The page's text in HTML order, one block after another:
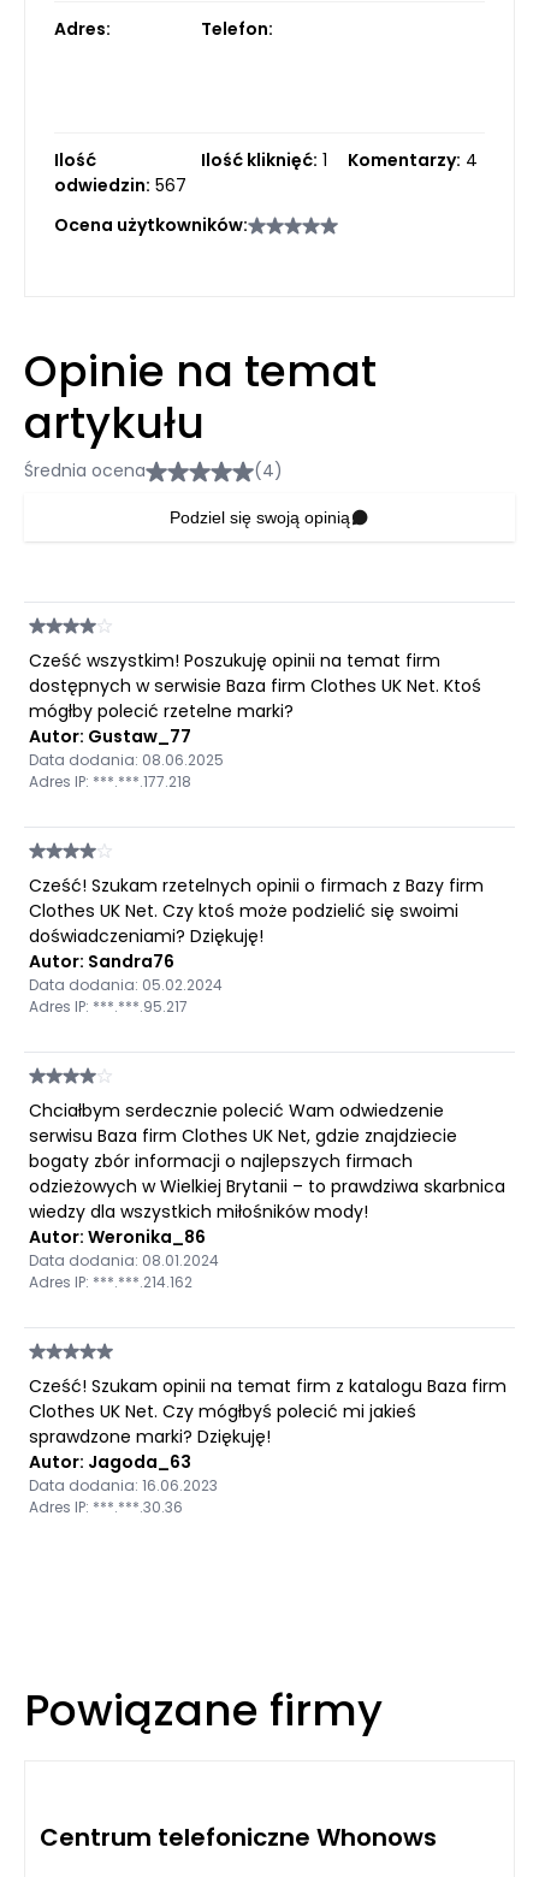
Adres: Telefon:
Ilość
odwiedzin: 567
Ilość kliknięć: 1 Komentarzy: 4
Ocena użytkowników:
Opinie na temat
artykułu
Średnia ocena (4)
Podziel się swoją opinią
Cześć wszystkim! Poszukuję opinii na temat firm
dostępnych w serwisie Baza firm Clothes UK Net. Ktoś
mógłby polecić rzetelne marki?
Autor: Gustaw_77
Data dodania: 08.06.2025
Adres IP: ***.***.177.218
Cześć! Szukam rzetelnych opinii o firmach z Bazy firm
Clothes UK Net. Czy ktoś może podzielić się swoimi
doświadczeniami? Dziękuję!
Autor: Sandra76
Data dodania: 05.02.2024
Adres IP: ***.***.95.217
Chciałbym serdecznie polecić Wam odwiedzenie
serwisu Baza firm Clothes UK Net, gdzie znajdziecie
bogaty zbór informacji o najlepszych firmach
odzieżowych w Wielkiej Brytanii – to prawdziwa skarbnica
wiedzy dla wszystkich miłośników mody!
Autor: Weronika_86
Data dodania: 08.01.2024
Adres IP: ***.***.214.162
Cześć! Szukam opinii na temat firm z katalogu Baza firm
Clothes UK Net. Czy mógłbyś polecić mi jakieś
sprawdzone marki? Dziękuję!
Autor: Jagoda_63
Data dodania: 16.06.2023
Adres IP: ***.***.30.36
Powiązane firmy
Centrum telefoniczne Whonows